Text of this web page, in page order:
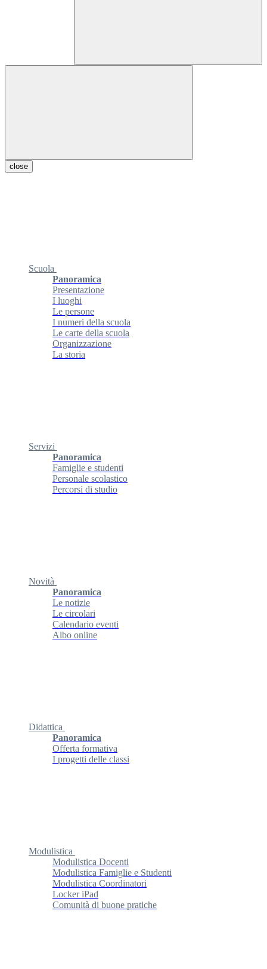
close
Scuola
Panoramica
Presentazione
I luoghi
Le persone
I numeri della scuola
Le carte della scuola
Organizzazione
La storia
Servizi
Panoramica
Famiglie e studenti
Personale scolastico
Percorsi di studio
Novità
Panoramica
Le notizie
Le circolari
Calendario eventi
Albo online
Didattica
Panoramica
Offerta formativa
I progetti delle classi
Modulistica
Modulistica Docenti
Modulistica Famiglie e Studenti
Modulistica Coordinatori
Locker iPad
Comunità di buone pratiche